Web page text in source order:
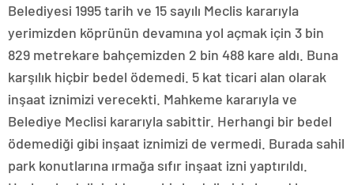
Belediyesi 1995 tarih ve 15 sayılı Meclis kararıyla
yerimizden köprünün devamına yol açmak için 3 bin
829 metrekare bahçemizden 2 bin 488 kare aldı. Buna
karşılık hiçbir bedel ödemedi. 5 kat ticari alan olarak
inşaat iznimizi verecekti. Mahkeme kararıyla ve
Belediye Meclisi kararıyla sabittir. Herhangi bir bedel
ödemediği gibi inşaat iznimizi de vermedi. Burada sahil
park konutlarına ırmağa sıfır inşaat izni yaptırıldı.